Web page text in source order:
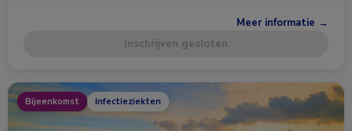
Meer informatie →
Inschrijven gesloten
Bijeenkomst Infectieziekten